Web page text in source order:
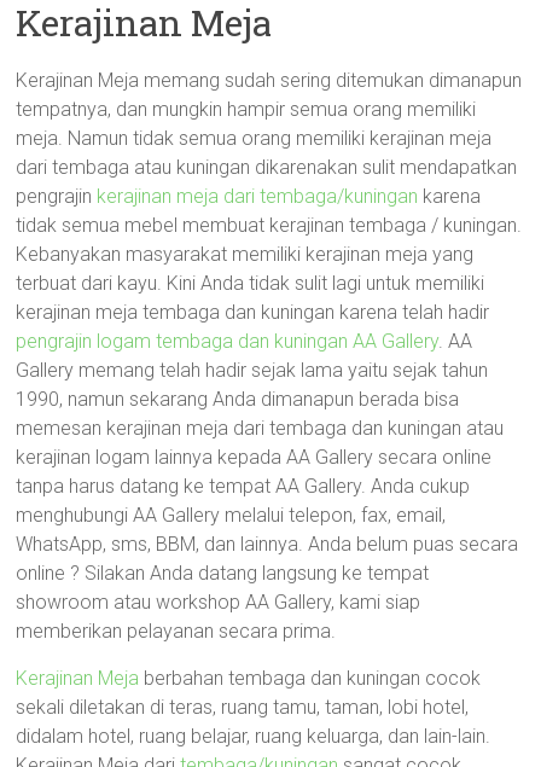
Kerajinan Meja
Kerajinan Meja memang sudah sering ditemukan dimanapun
tempatnya, dan mungkin hampir semua orang memiliki
meja. Namun tidak semua orang memiliki kerajinan meja
dari tembaga atau kuningan dikarenakan sulit mendapatkan
pengrajin kerajinan meja dari tembaga/kuningan karena
tidak semua mebel membuat kerajinan tembaga / kuningan.
Kebanyakan masyarakat memiliki kerajinan meja yang
terbuat dari kayu. Kini Anda tidak sulit lagi untuk memiliki
kerajinan meja tembaga dan kuningan karena telah hadir
pengrajin logam tembaga dan kuningan AA Gallery. AA
Gallery memang telah hadir sejak lama yaitu sejak tahun
1990, namun sekarang Anda dimanapun berada bisa
memesan kerajinan meja dari tembaga dan kuningan atau
kerajinan logam lainnya kepada AA Gallery secara online
tanpa harus datang ke tempat AA Gallery. Anda cukup
menghubungi AA Gallery melalui telepon, fax, email,
WhatsApp, sms, BBM, dan lainnya. Anda belum puas secara
online ? Silakan Anda datang langsung ke tempat
showroom atau workshop AA Gallery, kami siap
memberikan pelayanan secara prima.
Kerajinan Meja berbahan tembaga dan kuningan cocok
sekali diletakan di teras, ruang tamu, taman, lobi hotel,
didalam hotel, ruang belajar, ruang keluarga, dan lain-lain.